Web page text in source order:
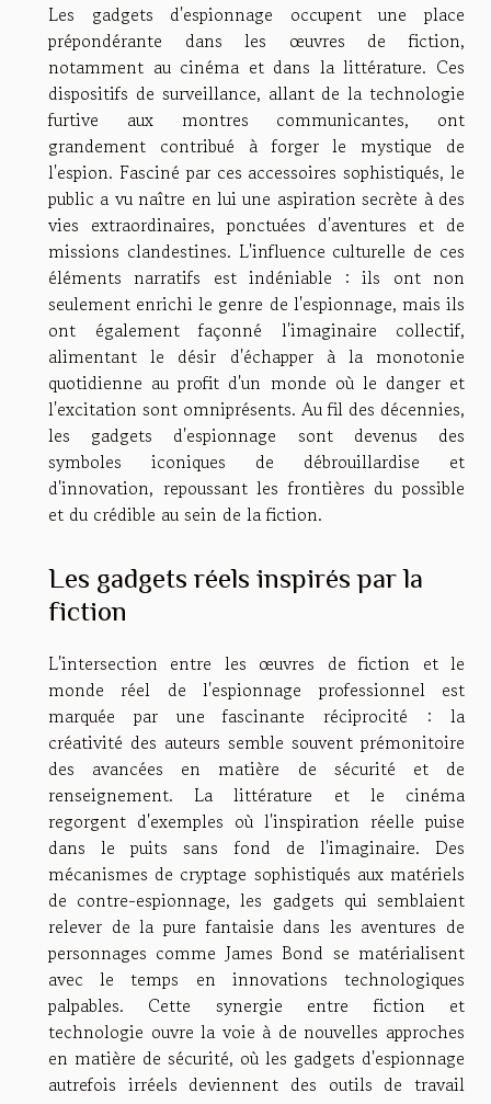
Les gadgets d'espionnage occupent une place
prépondérante dans les œuvres de fiction,
notamment au cinéma et dans la littérature. Ces
dispositifs de surveillance, allant de la technologie
furtive aux montres communicantes, ont
grandement contribué à forger le mystique de
l'espion. Fasciné par ces accessoires sophistiqués, le
public a vu naître en lui une aspiration secrète à des
vies extraordinaires, ponctuées d'aventures et de
missions clandestines. L'influence culturelle de ces
éléments narratifs est indéniable : ils ont non
seulement enrichi le genre de l'espionnage, mais ils
ont également façonné l'imaginaire collectif,
alimentant le désir d'échapper à la monotonie
quotidienne au profit d'un monde où le danger et
l'excitation sont omniprésents. Au fil des décennies,
les gadgets d'espionnage sont devenus des
symboles iconiques de débrouillardise et
d'innovation, repoussant les frontières du possible
et du crédible au sein de la fiction.
Les gadgets réels inspirés par la
fiction
L'intersection entre les œuvres de fiction et le
monde réel de l'espionnage professionnel est
marquée par une fascinante réciprocité : la
créativité des auteurs semble souvent prémonitoire
des avancées en matière de sécurité et de
renseignement. La littérature et le cinéma
regorgent d'exemples où l'inspiration réelle puise
dans le puits sans fond de l'imaginaire. Des
mécanismes de cryptage sophistiqués aux matériels
de contre-espionnage, les gadgets qui semblaient
relever de la pure fantaisie dans les aventures de
personnages comme James Bond se matérialisent
avec le temps en innovations technologiques
palpables. Cette synergie entre fiction et
technologie ouvre la voie à de nouvelles approches
en matière de sécurité, où les gadgets d'espionnage
autrefois irréels deviennent des outils de travail